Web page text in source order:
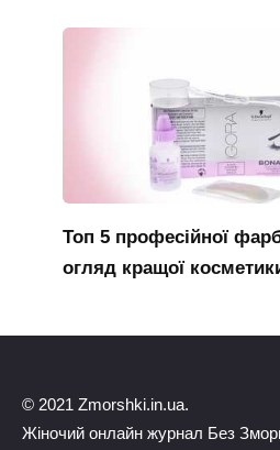
Топ 5 професійної
огляд кращої
© 2021 Zmorshki.in.ua.
Жіночий онлайн журнал Без